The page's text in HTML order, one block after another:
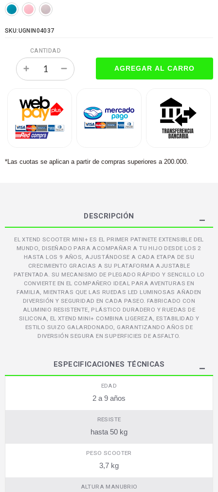
SKU:UGNIN04037
CANTIDAD
*Las cuotas se aplican a partir de compras superiores a 200.000.
DESCRIPCIÓN
EL XTEND SCOOTER MINI+ ES EL PRIMER PATINETE EXTENSIBLE DEL
MUNDO, DISEÑADO PARA ACOMPAÑAR A TU HIJO DESDE LOS 2
HASTA LOS 9 AÑOS, AJUSTÁNDOSE A CADA ETAPA DE SU
CRECIMIENTO GRACIAS A SU PLATAFORMA AJUSTABLE
PATENTADA. SU MECANISMO DE PLEGADO RÁPIDO Y SENCILLO LO
CONVIERTE EN EL COMPAÑERO IDEAL PARA AVENTURAS EN
FAMILIA, MIENTRAS QUE LAS RUEDAS LED LUMINOSAS AÑADEN
DIVERSIÓN Y SEGURIDAD EN CADA PASEO. FABRICADO CON
ALUMINIO RESISTENTE, PLÁSTICO DURADERO Y RUEDAS DE
SILICONA, EL XTEND MINI+ COMBINA LIGEREZA, ESTABILIDAD Y
ESTILO SUIZO GALARDONADO, GARANTIZANDO AÑOS DE
DIVERSIÓN SEGURA EN SUPERFICIES DE ASFALTO.
ESPECIFICACIONES TÉCNICAS
EDAD
2 a 9 años
RESISTE
hasta 50 kg
PESO SCOOTER
3,7 kg
ALTURA MANUBRIO